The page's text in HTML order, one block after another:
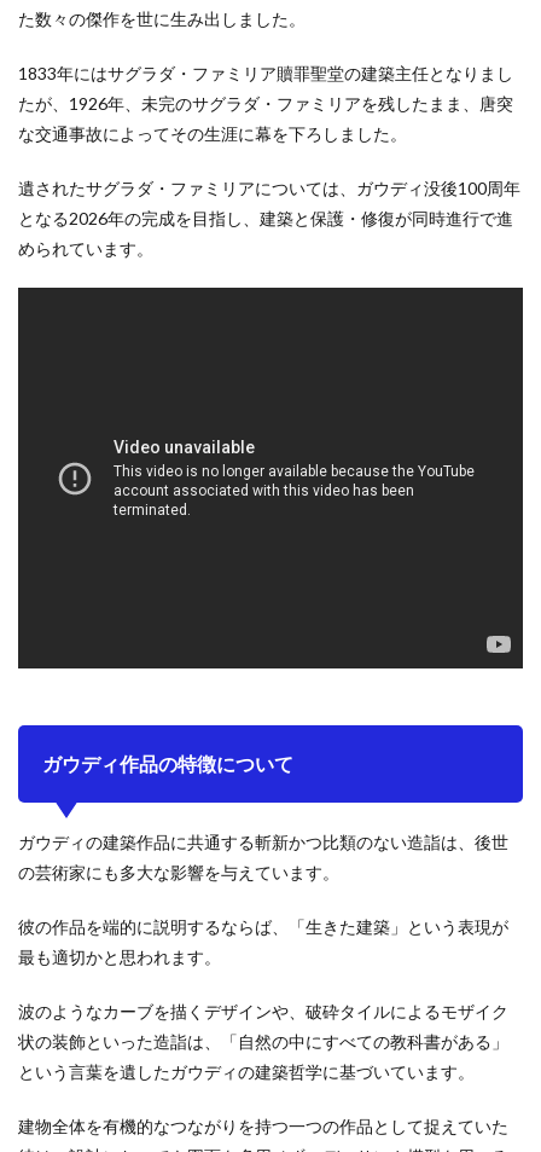
カル
ベリ
ェス
ルド
た数々の傑作を世に生み出しました。
1833年にはサグラダ・ファミリア贖罪聖堂の建築主任となりまし
たが、1926年、未完のサグラダ・ファミリアを残したまま、唐突
な交通事故によってその生涯に幕を下ろしました。
遺されたサグラダ・ファミリアについては、ガウディ没後100周年
となる2026年の完成を目指し、建築と保護・修復が同時進行で進
められています。
ガウディ作品の特徴について
ガウディの建築作品に共通する斬新かつ比類のない造詣は、後世
の芸術家にも多大な影響を与えています。
彼の作品を端的に説明するならば、「生きた建築」という表現が
最も適切かと思われます。
波のようなカーブを描くデザインや、破砕タイルによるモザイク
状の装飾といった造詣は、「自然の中にすべての教科書がある」
という言葉を遺したガウディの建築哲学に基づいています。
建物全体を有機的なつながりを持つ一つの作品として捉えていた